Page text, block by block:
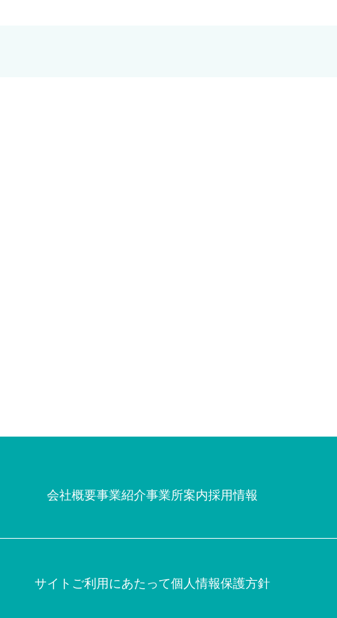
会社概要事業紹介事業所案内採用情報
サイトご利用にあたって個人情報保護方針